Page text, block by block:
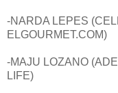
-NARDA LEPES
ELGOURMET.COM)
-MAJU LOZANO
LIFE)